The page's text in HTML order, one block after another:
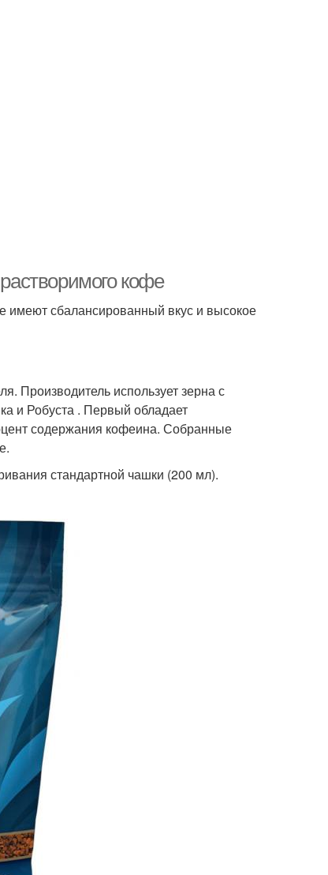
кофе
имеют сбалансированный вкус и высокое
Производитель использует зерна с
и Робуста . Первый обладает
содержания кофеина. Собранные
стандартной чашки (200 мл).